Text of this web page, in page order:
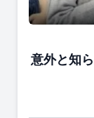
意外と知